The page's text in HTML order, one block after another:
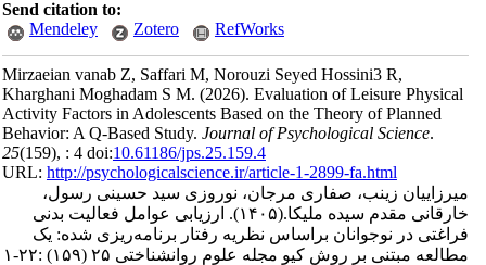
Mirzaeian vanab Z,
Kharghani Moghadam
Activity Factors in
Behavior: A Q-Based
URL:http://
حسینی رسول،
عوامل فعالیت بدنی
شده: یک
(۱۵۹) :۲۲-۱